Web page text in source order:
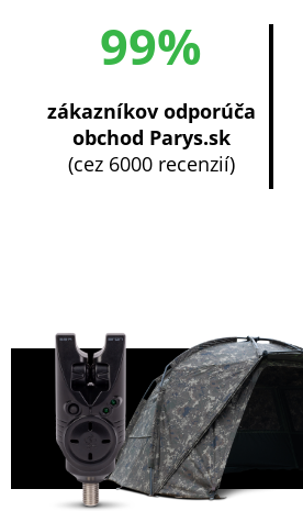
99%
zákazníkov odporúča
obchod Parys.sk
(cez 6000 recenzií)